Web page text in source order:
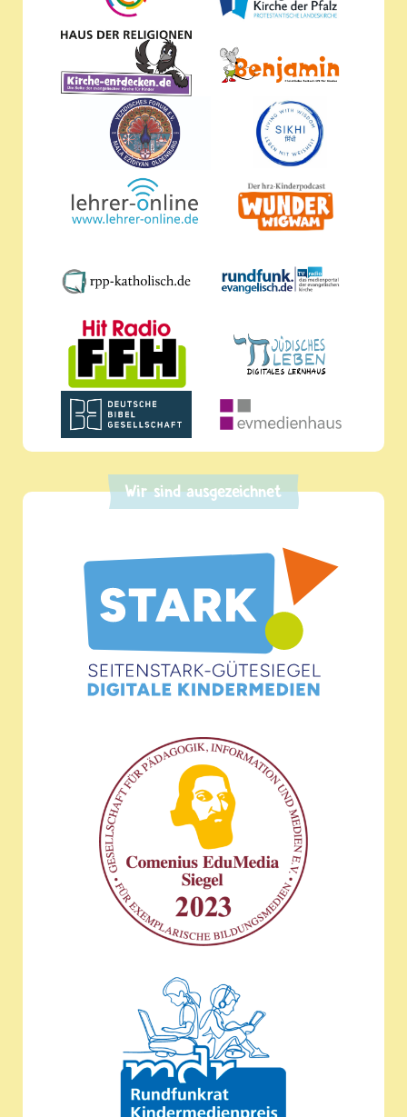
Wir sind ausgezeichnet